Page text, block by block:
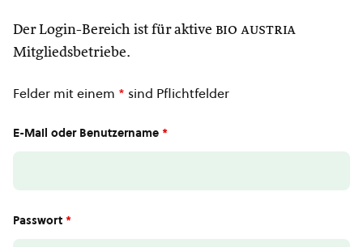
Der Login-Bereich ist für aktive bio austria
Mitgliedsbetriebe.
Felder mit einem * sind Pflichtfelder
E-Mail oder Benutzername *
Passwort *